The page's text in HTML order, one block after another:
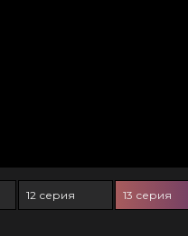
12 серия 13 серия